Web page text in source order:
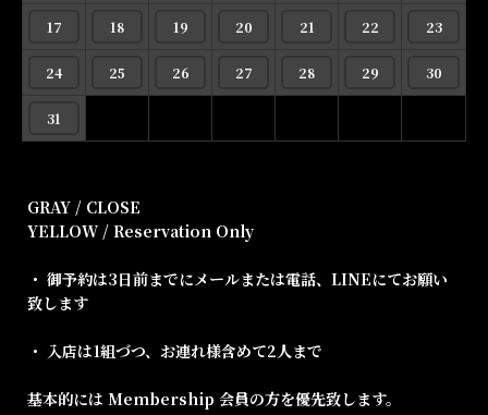
17 18 19 20 21 22 23
24 25 26 27 28 29 30
31
GRAY / CLOSE
YELLOW / Reservation Only
・ 御予約は3日前までにメールまたは電話、LINEにてお願い
致します
・ 入店は1組づつ、お連れ様含めて2人まで
基本的には Membership 会員の方を優先致します。